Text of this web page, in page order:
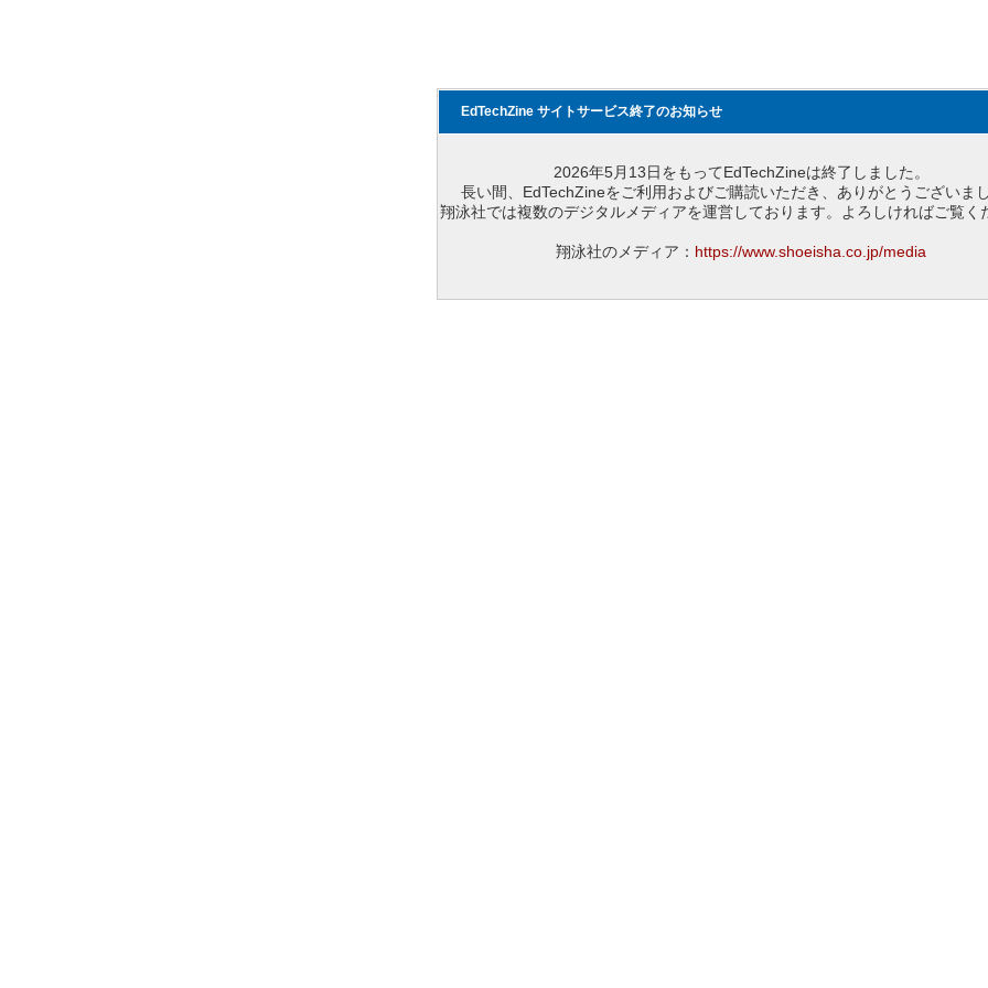
EdTechZine サイトサービス終了のお知らせ
2026年5月13日をもってEdTechZineは終了しました。
長い間、EdTechZineをご利用およびご購読いただき、ありがとうございまし
翔泳社では複数のデジタルメディアを運営しております。よろしければご覧く
翔泳社のメディア： https://www.shoeisha.co.jp/media